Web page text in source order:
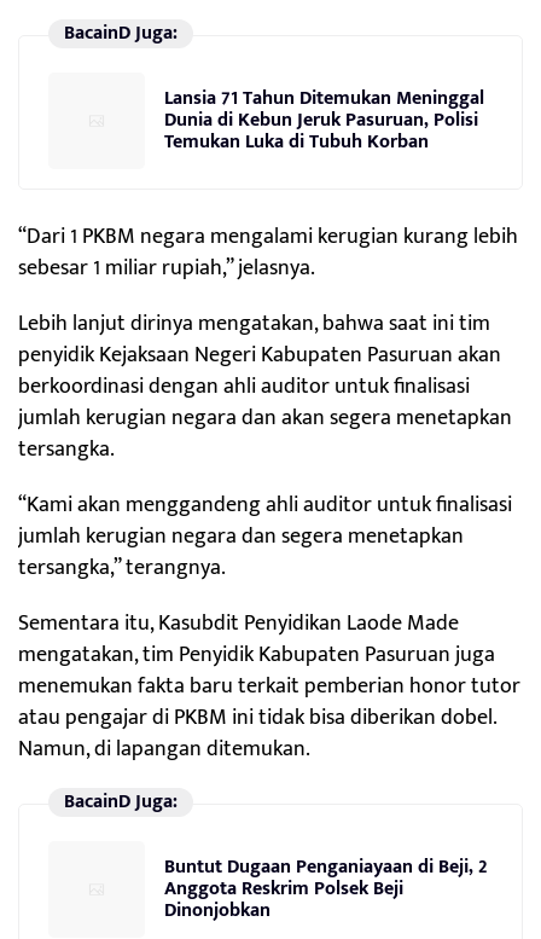
BacainD Juga:
Lansia 71 Tahun Ditemukan Meninggal
Dunia di Kebun Jeruk Pasuruan, Polisi
Temukan Luka di Tubuh Korban
“Dari 1 PKBM negara mengalami kerugian kurang lebih
sebesar 1 miliar rupiah,” jelasnya.
Lebih lanjut dirinya mengatakan, bahwa saat ini tim
penyidik Kejaksaan Negeri Kabupaten Pasuruan akan
berkoordinasi dengan ahli auditor untuk finalisasi
jumlah kerugian negara dan akan segera menetapkan
tersangka.
“Kami akan menggandeng ahli auditor untuk finalisasi
jumlah kerugian negara dan segera menetapkan
tersangka,” terangnya.
Sementara itu, Kasubdit Penyidikan Laode Made
mengatakan, tim Penyidik Kabupaten Pasuruan juga
menemukan fakta baru terkait pemberian honor tutor
atau pengajar di PKBM ini tidak bisa diberikan dobel.
Namun, di lapangan ditemukan.
BacainD Juga:
Buntut Dugaan Penganiayaan di Beji, 2
Anggota Reskrim Polsek Beji
Dinonjobkan